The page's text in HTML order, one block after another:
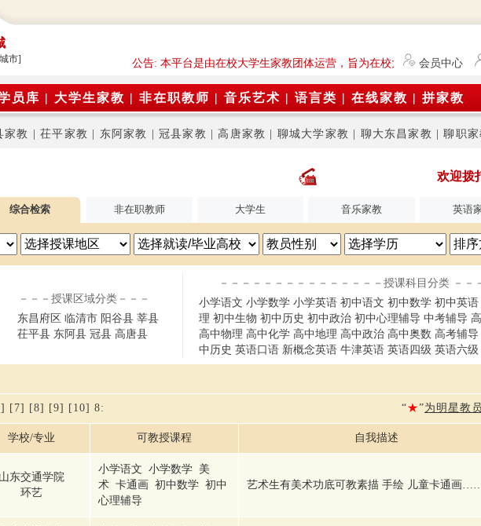
市] 公告: 本平台是由在校大学生家教团体运营，旨为在校大学生及研究生
会员中心
员库 | 大学生家教 | 非在职教师 | 音乐艺术 | 语言类 | 在线家教 | 拼家教
家教 |茌平家教 东阿家教 冠县家教 高唐家教 聊城大学家教 聊大东昌家教 |聊职家
欢迎拨
综合检索 非在职教师 大学生 音乐家教 英语
－－－授课区域分类－－－
东昌府区 临清市 阳谷县 莘县
茌平县 东阿县 冠县 高唐县
－－－－－－－－－－－－－－－授课科目分类 －－
小学语文 小学数学 小学英语 初中语文 初中数学 初中英语
理 初中生物 初中历史 初中政治 初中心理辅导 中考辅导
高中物理 高中化学 高中地理 高中政治 高中奥数 高考辅导
中历史 英语口语 新概念英语 牛津英语 英语四级 英语六级
[7] [8] [9] [10] 8: “★”为明星教员
学校/专业 可教授课程 自我描述
山东交通学院
环艺
小学语文 小学数学 美
术 卡通画 初中数学 初中
心理辅导
艺术生有美术功底可教素描 手绘 儿童卡通画